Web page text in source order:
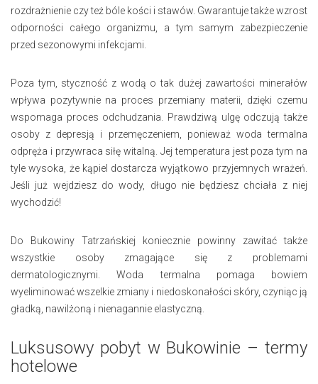
rozdrażnienie czy też bóle kości i stawów. Gwarantuje także wzrost
odporności całego organizmu, a tym samym zabezpieczenie
przed sezonowymi infekcjami.
Poza tym, styczność z wodą o tak dużej zawartości minerałów
wpływa pozytywnie na proces przemiany materii, dzięki czemu
wspomaga proces odchudzania. Prawdziwą ulgę odczują także
osoby z depresją i przemęczeniem, ponieważ woda termalna
odpręża i przywraca siłę witalną. Jej temperatura jest poza tym na
tyle wysoka, że kąpiel dostarcza wyjątkowo przyjemnych wrażeń.
Jeśli już wejdziesz do wody, długo nie będziesz chciała z niej
wychodzić!
Do Bukowiny Tatrzańskiej koniecznie powinny zawitać także
wszystkie osoby zmagające się z problemami
dermatologicznymi. Woda termalna pomaga bowiem
wyeliminować wszelkie zmiany i niedoskonałości skóry, czyniąc ją
gładką, nawilżoną i nienagannie elastyczną.
Luksusowy pobyt w Bukowinie – termy
hotelowe